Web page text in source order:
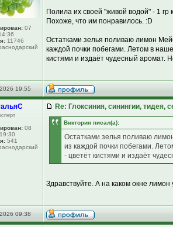
07
11746
Полила их своей "живой водой" - 1
Похоже, что им понравилось. :D
Остатками зелья поливаю лимон
каждой почки побегами. Летом в
кистями и издаёт чудесный аромат.
19:55
08
541
Re: Глоксиния, синингии, тидея,
Виктория писал(а):
Остатками зелья поливаю
из каждой почки побегами.
- цветёт кистями и издаёт
Здравствуйте. А на каком окне лимон
09:38